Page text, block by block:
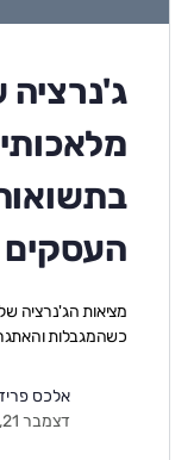
ג'נרציה
העסקים
כשהמגבלות
אלכס
דצמבר 21, 2024